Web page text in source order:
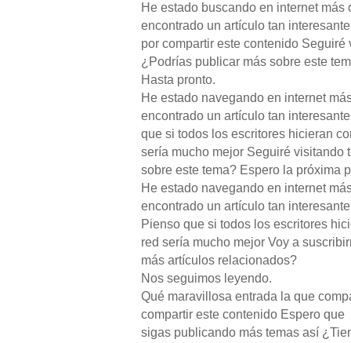
He estado buscando en internet más
encontrado un artículo tan
por compartir este contenido Seguiré
¿Podrías publicar más sobre este
Hasta pronto.
He estado navegando en internet
encontrado un artículo tan
que si todos los escritores hicieran
sería mucho mejor Seguiré visitando
sobre este tema? Espero la próxima
He estado navegando en internet
encontrado un artículo tan
Pienso que si todos los escritores
red sería mucho mejor Voy a
más artículos relacionados?
Nos seguimos leyendo.
Qué maravillosa entrada la que
compartir este contenido Espero que
sigas publicando más temas así